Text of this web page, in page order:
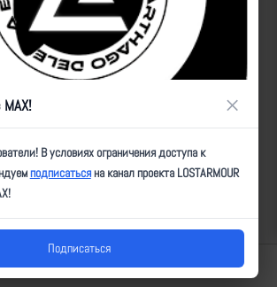
Delenda Est | 2014-2026
MAX! ×
В условиях ограничения доступа к
подписатьсяна канал проекта LOSTARMOUR
Подписаться